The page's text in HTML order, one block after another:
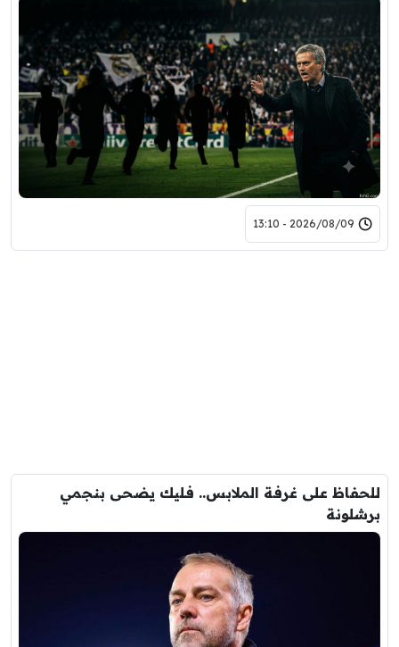
2026/08/09 - 13:10
للحفاظ على غرفة الملابس.. فليك يضحى بنجمي
برشلونة